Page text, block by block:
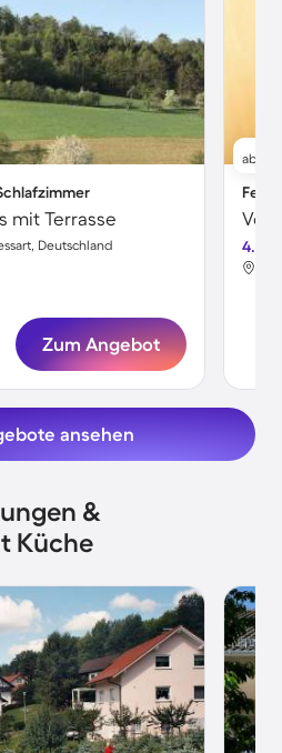
mit Terrasse
Deutschland
Zum Angebot
ab
Voll
4.6
ansehen
&
Küche